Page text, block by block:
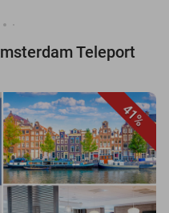
Teleport
41%